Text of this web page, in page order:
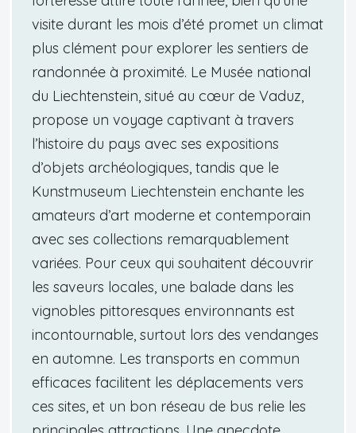
visite durant les mois d’été promet un climat
plus clément pour explorer les sentiers de
randonnée à proximité. Le Musée national
du Liechtenstein, situé au cœur de Vaduz,
propose un voyage captivant à travers
l’histoire du pays avec ses expositions
d’objets archéologiques, tandis que le
Kunstmuseum Liechtenstein enchante les
amateurs d’art moderne et contemporain
avec ses collections remarquablement
variées. Pour ceux qui souhaitent découvrir
les saveurs locales, une balade dans les
vignobles pittoresques environnants est
incontournable, surtout lors des vendanges
en automne. Les transports en commun
efficaces facilitent les déplacements vers
ces sites, et un bon réseau de bus relie les